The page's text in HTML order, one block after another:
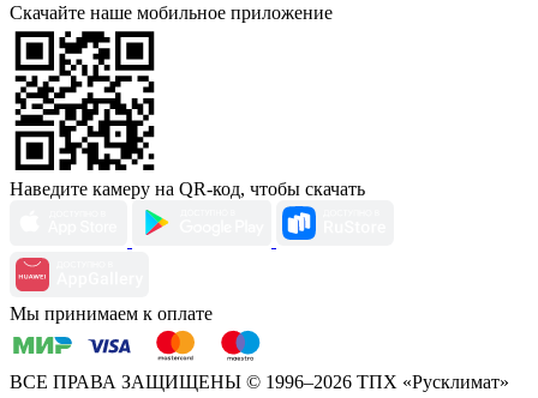
Скачайте наше мобильное приложение
Наведите камеру на QR-код, чтобы скачать
Мы принимаем к оплате
ВСЕ ПРАВА ЗАЩИЩЕНЫ © 1996–2026 ТПХ «Русклимат»